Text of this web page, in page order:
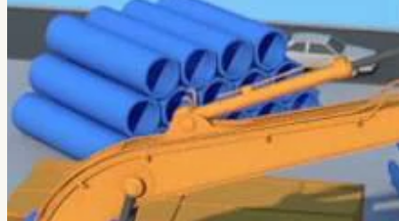
Написать→ Все работы
← Все кейсыVeretennikov Studio